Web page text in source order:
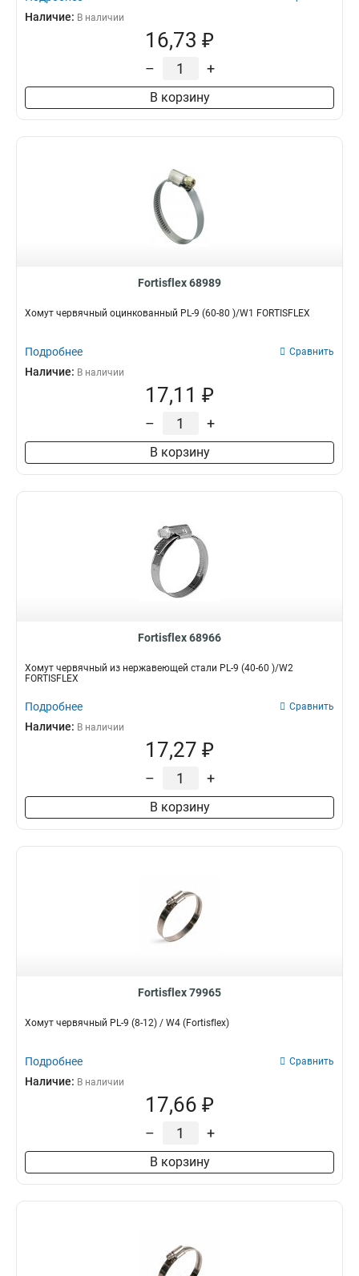
Наличие: В наличии
16,73 ₽
– +
В корзину
Fortisflex 68989
Хомут червячный оцинкованный PL-9 (60-80 )/W1 FORTISFLEX
Подробнее Сравнить
Наличие: В наличии
17,11 ₽
– +
В корзину
Fortisflex 68966
Хомут червячный из нержавеющей стали PL-9 (40-60 )/W2
FORTISFLEX
Подробнее Сравнить
Наличие: В наличии
17,27 ₽
– +
В корзину
Fortisflex 79965
Хомут червячный PL-9 (8-12) / W4 (Fortisflex)
Подробнее Сравнить
Наличие: В наличии
17,66 ₽
– +
В корзину